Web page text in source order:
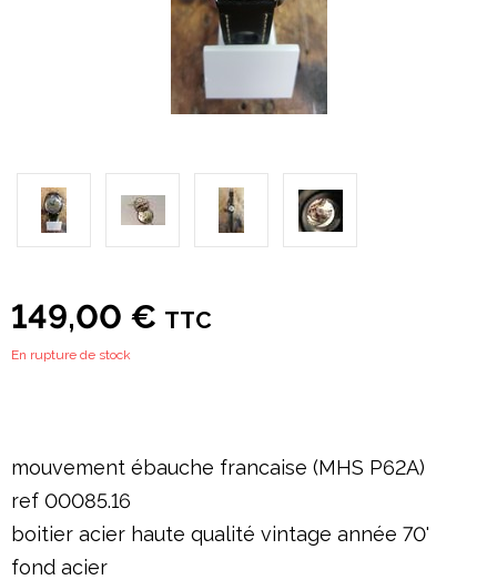
149,00 € TTC
En rupture de stock
mouvement ébauche francaise (MHS P62A)
ref 00085.16
boitier acier haute qualité vintage année 70'
fond acier